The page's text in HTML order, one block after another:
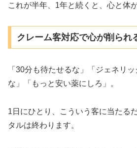
これが半年、1年と続くと、心と体
クレーム客対応で心が削られ
「30分も待たせるな」「ジェネリ
な」「もっと安い薬にしろ」。
1日にひとり、こういう客に当たる
タルは終わります。